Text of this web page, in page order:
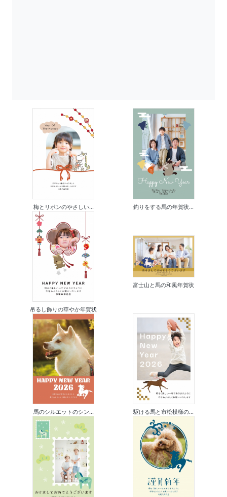
梅とリボンのやさしい... 釣りをする馬の年賀状...
吊るし飾りの華やか年賀状
富士山と馬の和風年賀状
馬のシルエットのシン... 駆ける馬と市松模様の...